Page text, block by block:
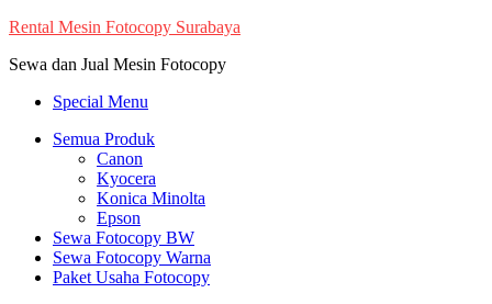
Skip
content
Rental Mesin Fotocopy Surabaya
Sewa dan Jual Mesin Fotocopy
Special Menu
Semua Produk
Canon
Kyocera
Konica Minolta
Epson
Sewa Fotocopy BW
Sewa Fotocopy Warna
Paket Usaha Fotocopy